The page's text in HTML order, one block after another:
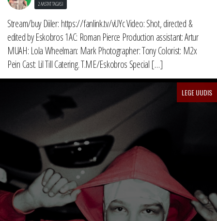
2 AASTAT TAGASI
Stream/buy Diiler: https://fanlink.tv/vUYc Video: Shot, directed &
edited by Eskobros 1AC: Roman Pierce Production assistant: Artur
MUAH: Lola Wheelman: Mark Photographer: Tony Colorist: M2x
Pein Cast: Lil Till Catering. T.ME/Eskobros Special […]
LEGE UUDIS